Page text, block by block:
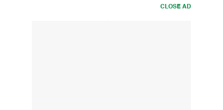
CLOSE AD